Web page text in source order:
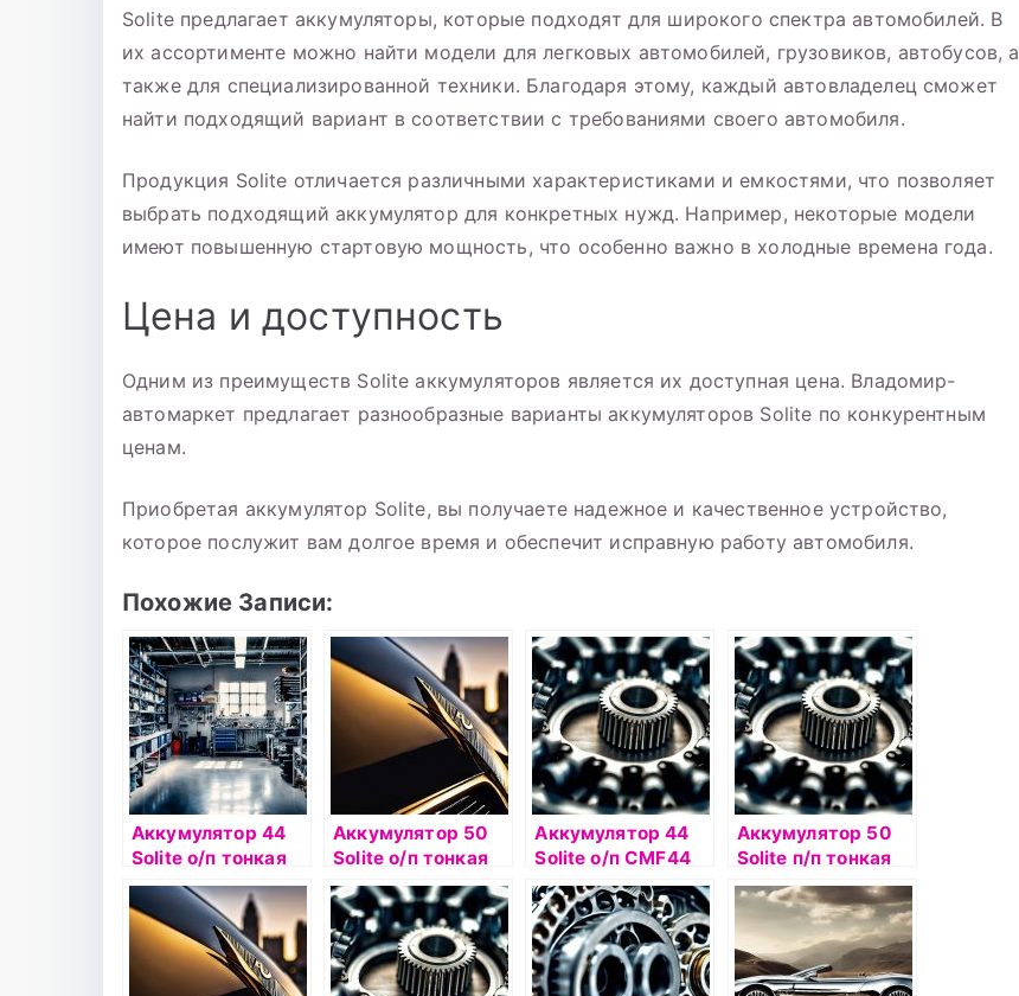
Solite предлагает аккумуляторы, которые подходят для широкого спектра автомобилей. В
их ассортименте можно найти модели для легковых автомобилей, грузовиков, автобусов, а
также для специализированной техники. Благодаря этому, каждый автовладелец сможет
найти подходящий вариант в соответствии с требованиями своего автомобиля.
Продукция Solite отличается различными характеристиками и емкостями, что позволяет
выбрать подходящий аккумулятор для конкретных нужд. Например, некоторые модели
имеют повышенную стартовую мощность, что особенно важно в холодные времена года.
Цена и доступность
Одним из преимуществ Solite аккумуляторов является их доступная цена. Владомир-
автомаркет предлагает разнообразные варианты аккумуляторов Solite по конкурентным
ценам.
Приобретая аккумулятор Solite, вы получаете надежное и качественное устройство,
которое послужит вам долгое время и обеспечит исправную работу автомобиля.
Похожие Записи:
Аккумулятор 44
Solite о/п тонкая
кл 44B19L CMF44
AL борт
Аккумулятор 50
Solite о/п тонкая
кл 65B24L
Аккумулятор 44
Solite о/п CMF44
AL (К)
Аккумулятор 50
Solite п/п тонкая
кл 65B24R